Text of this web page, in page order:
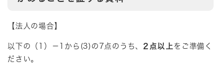
【法人の場合】
以下の（1）－1から(3)の7点のうち、 2点以上 をご準備く
ださい。